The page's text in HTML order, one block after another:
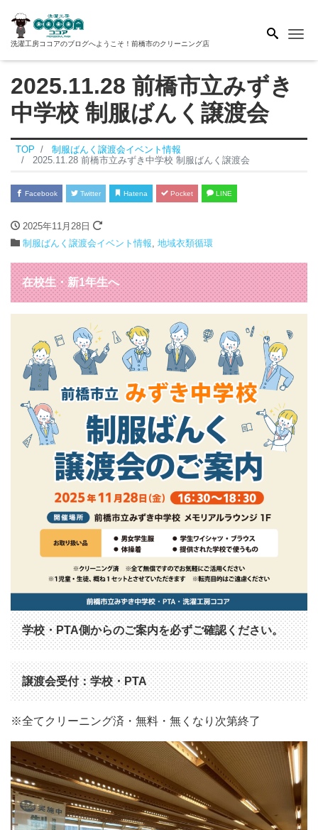
洗濯工房ココアのブログへようこそ！前橋市のクリーニング店
2025.11.28 前橋市立みずき
中学校 制服ばんく譲渡会
TOP
制服ばんく譲渡会イベント情報
2025.11.28 前橋市立みずき中学校 制服ばんく譲渡会
Facebook Twitter Hatena Pocket LINE
2025年11月28日
制服ばんく譲渡会イベント情報 地域衣類循環
在校生・新1年生へ
学校・PTA側からのご案内を必ずご確認ください。
譲渡会受付：学校・PTA
※全てクリーニング済・無料・無くなり次第終了